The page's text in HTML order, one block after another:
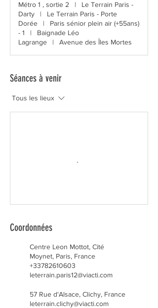
Métro 1 , sortie 2
|
Le Terrain Paris -
Darty
|
Le Terrain Paris - Porte
Dorée
|
Paris sénior plein air (+55ans)
- 1
|
Baignade Léo
Lagrange
| Avenue des Îles Mortes
Séances à venir
Tous les lieux
Coordonnées
Centre Leon Mottot, Cité
Moynet, Paris, France
+33782610603
leterrain.paris12@viacti.com
57 Rue d'Alsace, Clichy, France
leterrain.clichy@viacti.com